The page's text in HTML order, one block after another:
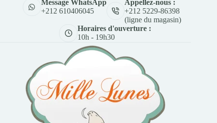
Message WhatsApp
+212 610406045
Appellez-nous :
+212 5229-86398
(ligne du magasin)
Horaires d'ouverture :
10h - 19h30